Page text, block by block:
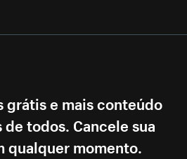
grátis e mais conteúdo
todos. Cancele sua
qualquer momento.